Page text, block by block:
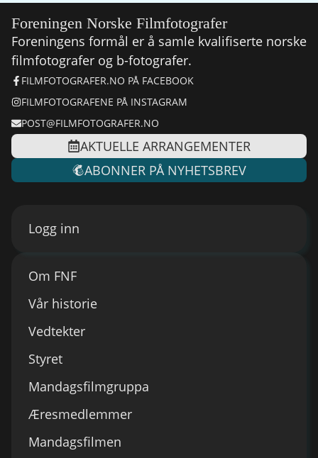
Foreningen Norske Filmfotografer
Foreningens formål er å samle kvalifiserte norske
filmfotografer og b-fotografer.
FILMFOTOGRAFER.NO PÅ FACEBOOK
FILMFOTOGRAFENE PÅ INSTAGRAM
POST@FILMFOTOGRAFER.NO
AKTUELLE ARRANGEMENTER
ABONNER PÅ NYHETSBREV
Om FNF
Vår historie
Vedtekter
Styret
Mandagsfilmgruppa
Æresmedlemmer
Mandagsfilmen
Logg inn